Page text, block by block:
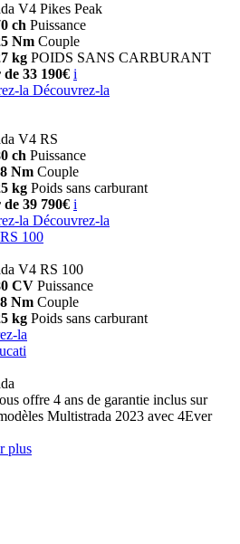
V4 Pikes Peak
ch Puissance
Nm Couple
kg POIDS SANS CARBURANT
33 190€ i
la Découvrez-la
V4 RS
ch Puissance
Nm Couple
kg Poids sans carburant
39 790€ i
la Découvrez-la
100
V4 RS 100
CV Puissance
Nm Couple
kg Poids sans carburant
la
offre 4 ans de garantie inclus sur
Multistrada 2023 avec 4Ever
plus